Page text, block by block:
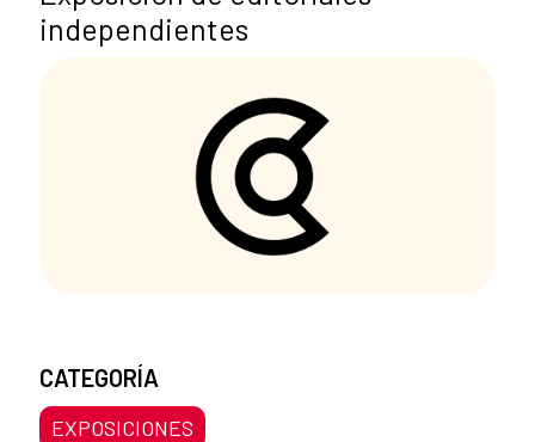
independientes
CATEGORÍA
EXPOSICIONES